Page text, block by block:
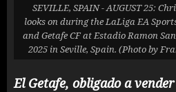
SEVILLE, SPAIN - AUGUST 25:
looks on during the LaLiga EA
and Getafe CF at Estadio Ramon
2025 in Seville, Spain. (Photo by
El Getafe, obligado a